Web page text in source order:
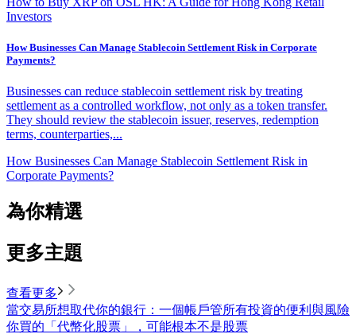
Investors
How Businesses Can Manage Stablecoin Settlement Risk in Corporate
Payments?
Businesses can reduce stablecoin settlement risk by treating
settlement as a controlled workflow, not only as a token transfer.
They should review the stablecoin issuer, reserves, redemption
terms, counterparties,...
How Businesses Can Manage Stablecoin Settlement Risk in
Corporate Payments?
為你精選
更多主題
查看更多
當交易所想取代你的銀行：一個帳戶管所有投資的便利與風險
你買的「代幣化股票」，可能根本不是股票